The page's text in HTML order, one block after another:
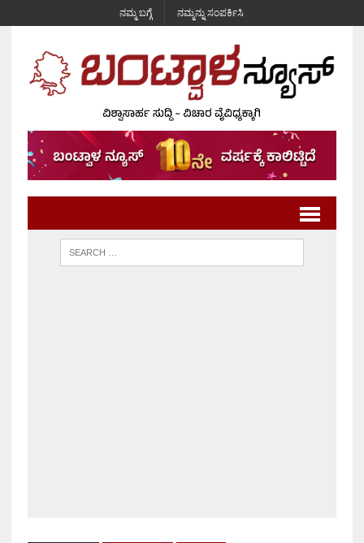
ನಮ್ಮ ಬಗ್ಗೆ ನಮ್ಮನ್ನು ಸಂಪರ್ಕಿಸಿ